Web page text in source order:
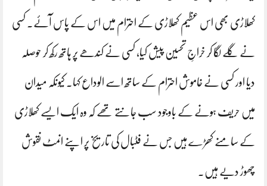
کھلاڑی بھی اس عظیم کھلاڑی کے احترام میں اس کے پاس آئے۔ کسی
نے گلے لگا کر خراجِ تحسین پیش کیا، کسی نے کندھے پر ہاتھ رکھ کر حوصلہ
دیا اور کسی نے خاموش احترام کے ساتھ اسے الوداع کہا۔ کیونکہ میدان
میں حریف ہونے کے باوجود سب جانتے تھے کہ وہ ایک ایسے کھلاڑی
کے سامنے کھڑے ہیں جس نے فٹبال کی تاریخ پر اپنے انمٹ نقوش
چھوڑ دیے ہیں۔